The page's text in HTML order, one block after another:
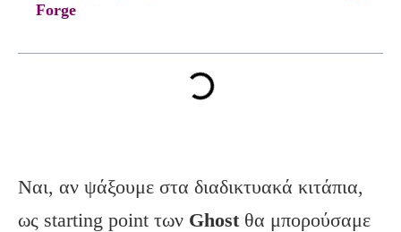
Forge
Ναι, αν ψάξουμε στα διαδικτυακά κιτάπια,
ως starting point των Ghostθα μπορούσαμε